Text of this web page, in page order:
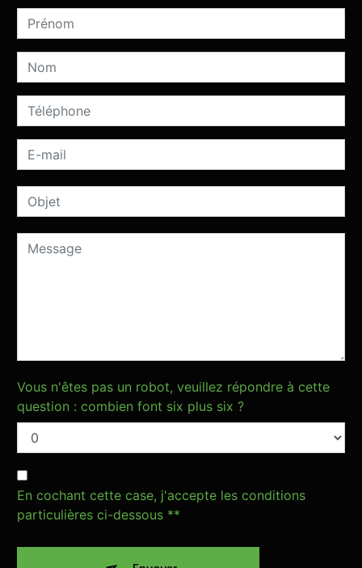
Vous n'êtes pas un robot, veuillez répondre à cette
question : combien font six plus six ?
En cochant cette case, j'accepte les conditions
particulières ci-dessous **